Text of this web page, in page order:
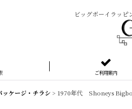
ビッグボーイラッ
ご利用案内
ッケージ・チラシ > 1970年代 Shoneys